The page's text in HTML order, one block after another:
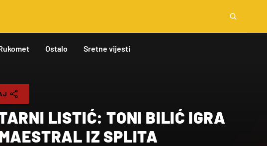
Ostalo Sretne vijesti
LISTIĆ: TONI BILIĆ IGRA
IZ SPLITA